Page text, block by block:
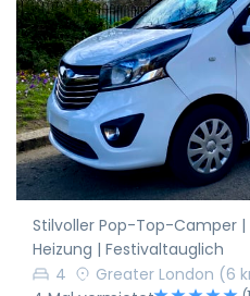
Stilvoller Pop-Top-Camper
Heizung | Festivaltauglich
4
Greater London (6